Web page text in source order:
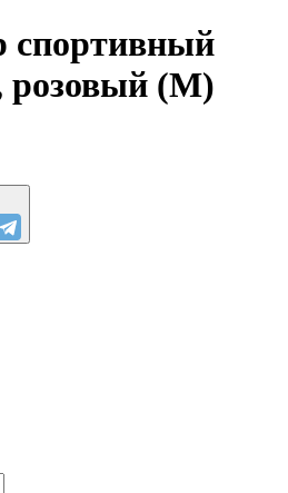
спортивный
розовый (M)